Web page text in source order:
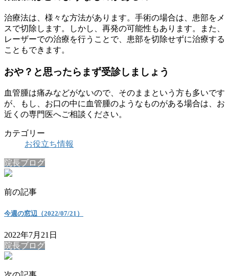
治療法は、様々な方法があります。手術の場合は、患部をメ
スで切除します。しかし、再発の可能性もあります。また、
レーザーでの治療を行うことで、患部を切除せずに治療する
こともできます。
おや？と思ったらまず受診しましょう
血管腫は痛みなどがないので、そのままという方も多いです
が、もし、お口の中に血管腫のようなものがある場合は、お
近くの専門医へご相談ください。
カテゴリー
お役立ち情報
院長ブログ
前の記事
今週の窓辺（2022/07/21）
2022年7月21日
院長ブログ